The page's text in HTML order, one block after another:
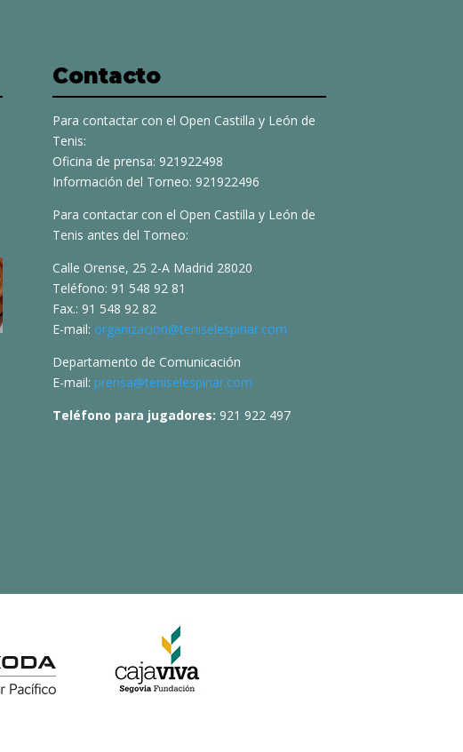
Contacto
Para contactar con el Open Castilla y León de
Tenis:
Oficina de prensa: 921922498
Información del Torneo: 921922496
Para contactar con el Open Castilla y León de
Tenis antes del Torneo:
Calle Orense, 25 2-A Madrid 28020
Teléfono: 91 548 92 81
Fax.: 91 548 92 82
E-mail: organizacion@teniselespinar.com
Departamento de Comunicación
E-mail: prensa@teniselespinar.com
Teléfono para jugadores: 921 922 497